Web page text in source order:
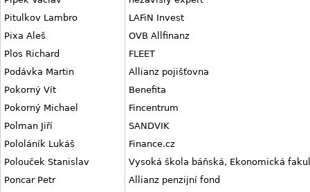
Pitulkov Lambro
LAFiN Invest
Pixa Aleš
OVB Allfinanz
Plos Richard
FLEET
Podávka Martin
Allianz pojišťovna
Pokorný Vít
Benefita
Pokorný Michael
Fincentrum
Polman Jiří
SANDVIK
Pololáník Lukáš
Finance.cz
Polouček Stanislav
Vysoká škola báňská, Ekonomická
Poncar Petr
Allianz penzijní fond